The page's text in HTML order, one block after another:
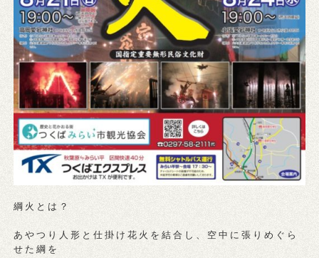
綱火とは？
あやつり人形と仕掛け花火を結合し、空中に張りめぐら
せた綱を